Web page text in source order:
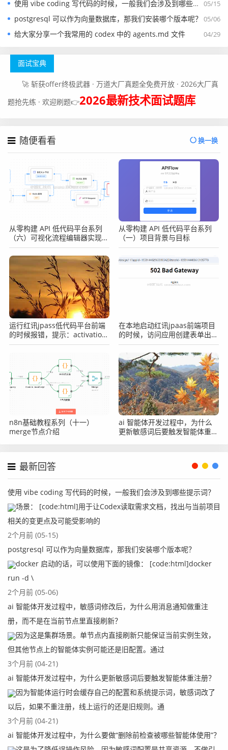
05/15
使用 vibe coding 写代码的时候，一般我们会涉及到哪些提示词？
05/06
postgresql 可以作为向量数据库，那我们安装哪个版本呢？
04/29
给大家分享一个我常用的 codex 中的 agents.md 文件
面试宝典
🚀 斩获offer终极武器 · 万道大厂真题全免费开放 · 2026大厂真
题抢先练 · 欢迎刷题👉2026最新技术面试题库
随便看看 换一换
从零构建 API 低代码平台系列
（六）可视化流程编辑器实现
（上）
从零构建 API 低代码平台系列
（一）项目背景与目标
运行红讯jpass低代码平台前端
的时候报错，提示：activation
error: A version argument is
在本地启动红讯jpaas前端项目
的时候，访问应用创建表单出现
502的提示怎么办？
n8n基础教程系列（十一）
merge节点介绍
ai 智能体开发过程中，为什么
更新敏感词后要触发智能体重注
最新回答
使用 vibe coding 写代码的时候，一般我们会涉及到哪些提示词？
场景： [code:html]用于让Codex读取需求文档，找出与当前项目
相关的变更点及可能受影响的
2个月前 (05-15)
postgresql 可以作为向量数据库，那我们安装哪个版本呢？
docker 启动的话，可以使用下面的镜像： [code:html]docker
run -d \
2个月前 (05-06)
ai 智能体开发过程中，敏感词修改后，为什么用消息通知做重注
册，而不是在当前节点里直接刷新？
因为这是集群场景。单节点内直接刷新只能保证当前实例生效，
但其他节点上的智能体实例可能还是旧配置。通过
3个月前 (04-21)
ai 智能体开发过程中，为什么更新敏感词后要触发智能体重注册？
因为智能体运行时会缓存自己的配置和系统提示词，敏感词改了
以后，如果不重注册，线上运行的还是旧规则。通
3个月前 (04-21)
ai 智能体开发过程中，为什么要做“删除前检查被哪些智能体使用”？